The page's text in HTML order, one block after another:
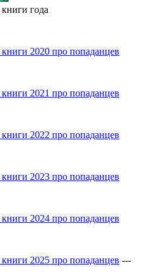
года
2020 про попаданцев
2021 про попаданцев
2022 про попаданцев
2023 про попаданцев
2024 про попаданцев
2025 про попаданцев ---